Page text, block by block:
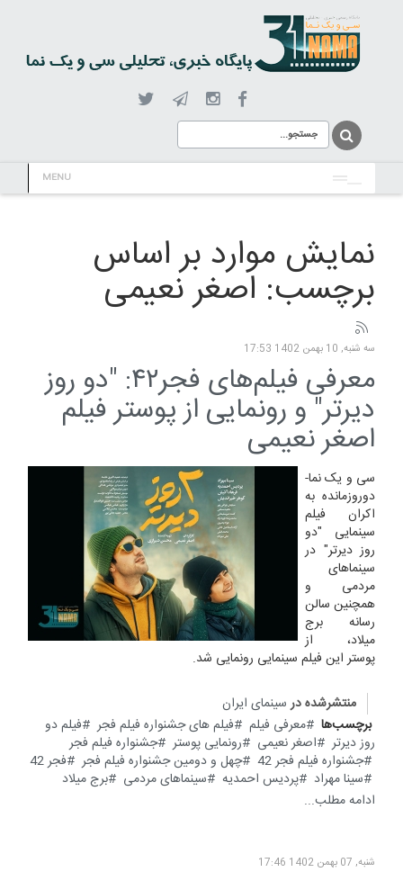
MENU
نمایش موارد بر اساس
برچسب: اصغر نعیمی
سه شنبه, 10 بهمن 1402 17:53
معرفی فیلم‌های فجر۴۲: "دو روز
دیرتر" و رونمایی از پوستر فیلم
اصغر نعیمی
سی و یک نما-
دوروزمانده به
اکران فیلم
سینمایی "دو
روز دیرتر" در
سینماهای
مردمی و
همچنین سالن
رسانه برج
میلاد، از
پوستر این فیلم سینمایی رونمایی شد.
منتشرشده در سینمای ایران
برچسب‌ها
معرفی فیلم فیلم های جشنواره فیلم فجر
فیلم دو
روز دیرتر
اصغر نعیمی رونمایی پوستر
جشنواره فیلم فجر
جشنواره فیلم فجر 42
چهل و دومین جشنواره فیلم فجر
فجر 42
سینا مهراد
پردیس احمدیه سینماهای مردمی
برج میلاد
ادامه مطلب...
شنبه, 07 بهمن 1402 17:46